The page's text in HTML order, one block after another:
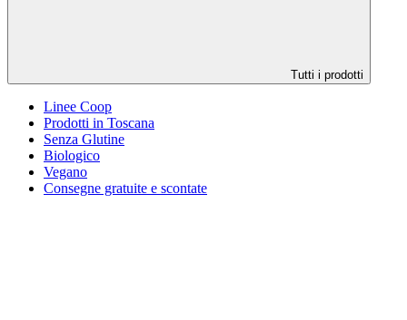
Tutti i prodotti
Linee Coop
Prodotti in Toscana
Senza Glutine
Biologico
Vegano
Consegne gratuite e scontate